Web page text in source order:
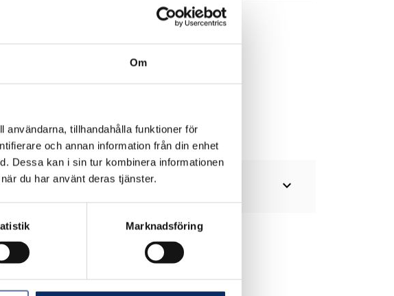
Om
användarna, tillhandahålla funktioner för
och annan information från din enhet
Dessa kan i sin tur kombinera informationen
du har använt deras tjänster.
Marknadsföring
expand_more